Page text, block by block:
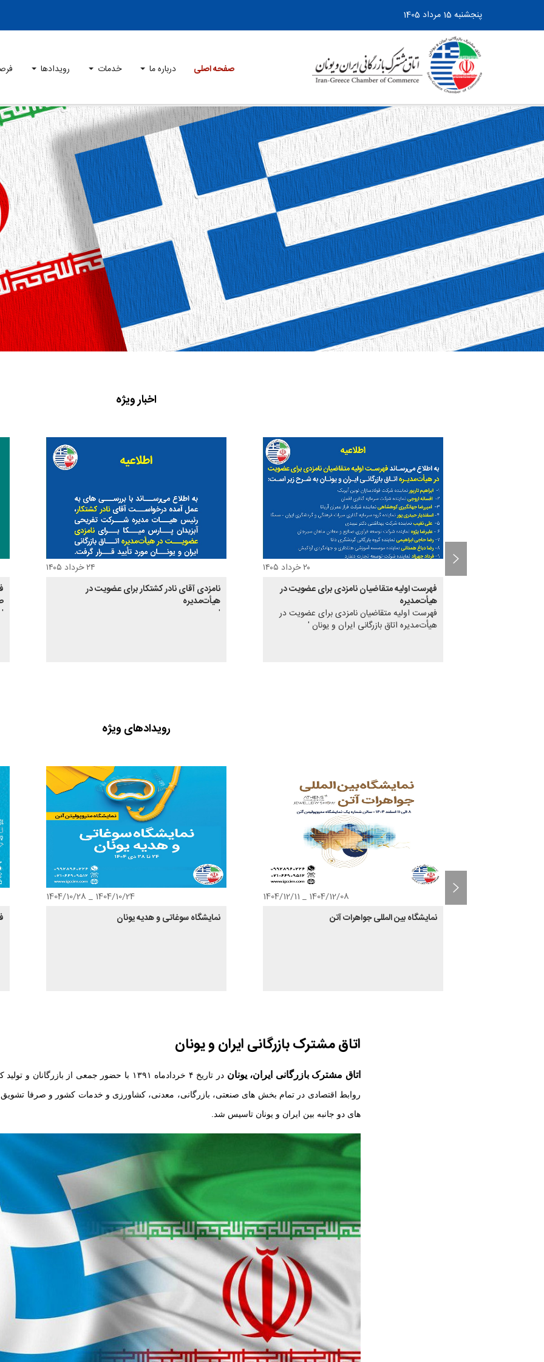
پنجشنبه 15 مرداد 1405
صفحه اصلی درباره ما خدمات رویدادها
اخبار ویژه
۲۰ خرداد ۱۴۰۵
فهرست اولیه متقاضیان نامزدی برای عضویت در
هیأت‌مدیره
فهرست اولیه متقاضیان نامزدی برای عضویت در
هیأت‌مدیره اتاق بازرگانی ایران و یونان '
۲۴ خرداد ۱۴۰۵
نامزدی آقای نادر کشتکار برای عضویت در
هیأت‌مدیره
'
'
رویدادهای ویژه
1404/12/08 _ 1404/12/11
نمایشگاه بین المللی جواهرات آتن
1404/10/24 _ 1404/10/28
نمایشگاه سوغاتی و هدیه یونان
اتاق مشترک بازرگانی ایران و یونان
اتاق مشترک بازرگانی ایران، یونان
در تاریخ ۴ خردادماه ۱۳۹۱ با حضور جمعی از
روابط اقتصادی در تمام بخش های صنعتی، بازرگانی، معدنی، کشاورزی و خدمات کشور و صرفا تشویق
های دو جانبه بین ایران و یونان تاسیس شد.